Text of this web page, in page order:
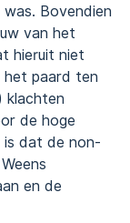
Bovendien
van het
hieruit niet
het paard ten
klachten
de hoge
is dat de non-
en de